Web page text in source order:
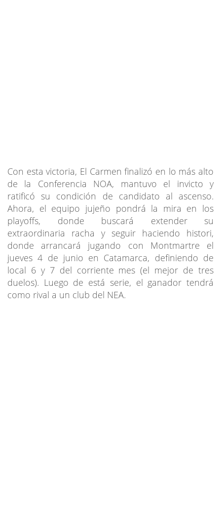
Con esta victoria, El Carmen finalizó en lo más alto
de la Conferencia NOA, mantuvo el invicto y
ratificó su condición de candidato al ascenso.
Ahora, el equipo jujeño pondrá la mira en los
playoffs, donde buscará extender su
extraordinaria racha y seguir haciendo histori,
donde arrancará jugando con Montmartre el
jueves 4 de junio en Catamarca, definiendo de
local 6 y 7 del corriente mes (el mejor de tres
duelos). Luego de está serie, el ganador tendrá
como rival a un club del NEA.